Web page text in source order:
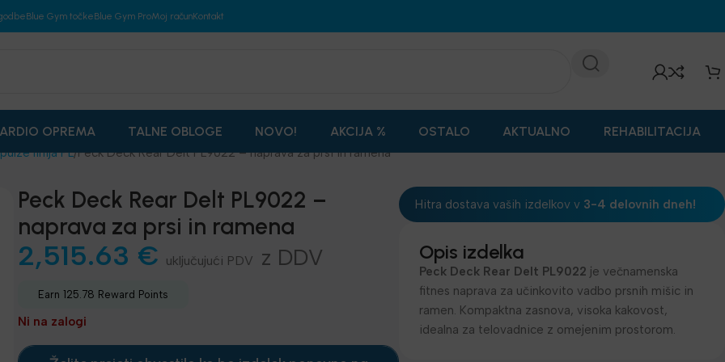
Blue Gym točkeBlue Gym ProMoj računKontakt
OPREMA TALNE OBLOGE NOVO! AKCIJA % OSTALO AKTUALNO REHABILITACIJA
linija PL Peck Deck Rear Delt PL9022 – naprava za prsi in ramena
Peck Deck Rear Delt PL9022 –
naprava za prsi in ramena
2,515.63 € z DDV
Earn 125.78 Reward Points
Ni na zalogi
Hitra dostava vaših izdelkov v 3-4 delovnih dneh!
Opis izdelka
Peck Deck Rear Delt PL9022 je večnamenska
fitnes naprava za učinkovito vadbo prsnih mišic in
ramen. Kompaktna zasnova, visoka kakovost,
idealna za telovadnice z omejenim prostorom.